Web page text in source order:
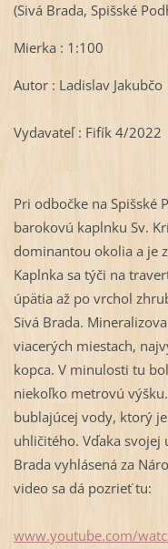
(Sivá Brada, Spišské
Mierka : 1:100
Autor : Ladislav Jakubčo
Vydavateľ : Fifík 4/2022
Pri odbočke na Spišské
barokovú kaplnku Sv.
dominantou okolia a je
Kaplnka sa týči na
úpätia až po vrchol
Sivá Brada.
viacerých miestach,
kopca. V minulosti tu
niekoľko metrovú
bublajúcej vody, ktorý
uhličitého. Vďaka
Brada vyhlásená za
video sa dá pozrieť tu:
www.youtube.com/